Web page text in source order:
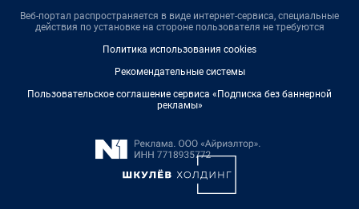
Веб-портал распространяется в виде интернет-сервиса, специальные
действия по установке на стороне пользователя не требуются
Политика использования cookies
Рекомендательные системы
Пользовательское соглашение сервиса «Подписка без баннерной
рекламы»